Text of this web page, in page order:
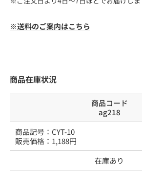
※送料のご案内はこちら
商品在庫状況
商品コード
ag218
商品記号： CYT-10
販売価格： 1,188円
在庫あり